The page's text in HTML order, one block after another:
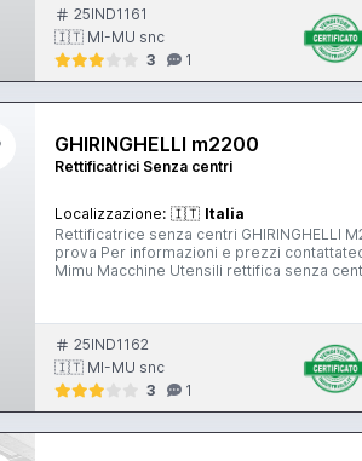
25IND1161
🇮🇹 MI-MU snc
3
1
GHIRINGHELLI m2200
Rettificatrici Senza centri
Localizzazione: 🇮🇹 Italia
Rettificatrice senza centri GHIRINGHELLI M2200 DI+MIA doppio carro, caduta pezzo Macchina controllata e funzionante, possibilità di
prova Per informazioni e prezzi
Mimu Macchine Utensili rettifica senza
25IND1162
🇮🇹 MI-MU snc
3
1